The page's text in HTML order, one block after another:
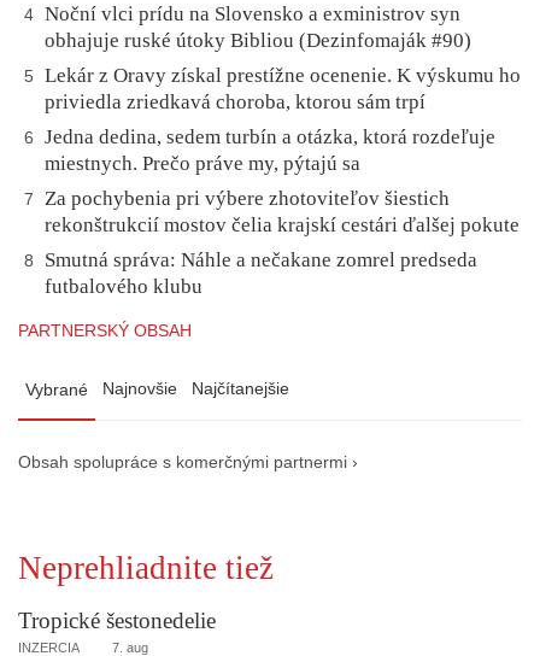
4 Noční vlci prídu na Slovensko a exministrov syn
obhajuje ruské útoky Bibliou (Dezinfomaják #90)
5
Lekár z Oravy získal prestížne ocenenie. K výskumu ho
priviedla zriedkavá choroba, ktorou sám trpí
6
Jedna dedina, sedem turbín a otázka, ktorá rozdeľuje
miestnych. Prečo práve my, pýtajú sa
7
Za pochybenia pri výbere zhotoviteľov šiestich
rekonštrukcií mostov čelia krajskí cestári ďalšej pokute
8
Smutná správa: Náhle a nečakane zomrel predseda
futbalového klubu
PARTNERSKÝ OBSAH
Vybrané Najnovšie Najčítanejšie
Obsah spolupráce s komerčnými partnermi ›
Neprehliadnite tiež
Tropické šestonedelie
INZERCIA 7. aug